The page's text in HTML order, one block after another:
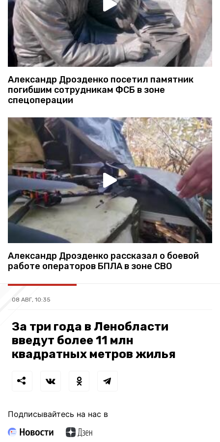
Александр Дрозденко посетил памятник
погибшим сотрудникам ФСБ в зоне
спецоперации
Александр Дрозденко рассказал о боевой
работе операторов БПЛА в зоне СВО
08 АВГ, 10:35
За три года в Ленобласти
введут более 11 млн
квадратных метров жилья
Подписывайтесь на нас в